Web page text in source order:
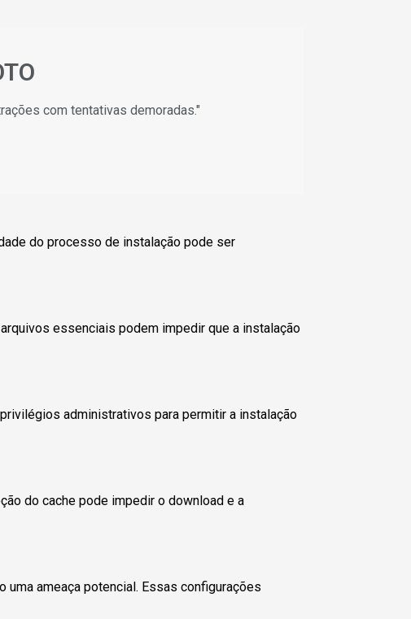
com tentativas demoradas."
do processo de instalação pode ser
essenciais podem impedir que a instalação
administrativos para permitir a instalação
do cache pode impedir o download e a
ameaça potencial. Essas configurações